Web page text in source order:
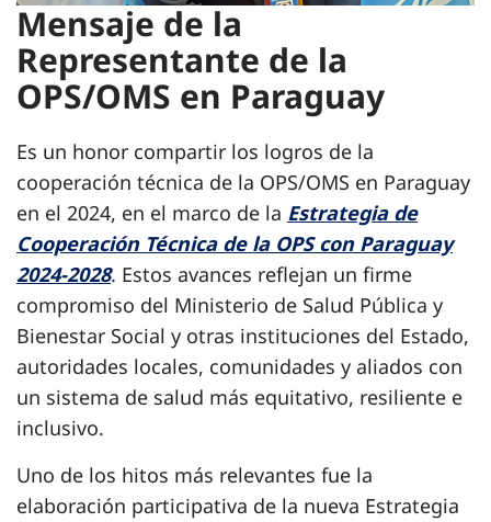
Mensaje de la
Representante de la
OPS/OMS en Paraguay
Es un honor compartir los logros de la
cooperación técnica de la OPS/OMS en Paraguay
en el 2024, en el marco de la Estrategia de
Cooperación Técnica de la OPS con Paraguay
2024-2028. Estos avances reflejan un firme
compromiso del Ministerio de Salud Pública y
Bienestar Social y otras instituciones del Estado,
autoridades locales, comunidades y aliados con
un sistema de salud más equitativo, resiliente e
inclusivo.
Uno de los hitos más relevantes fue la
elaboración participativa de la nueva Estrategia